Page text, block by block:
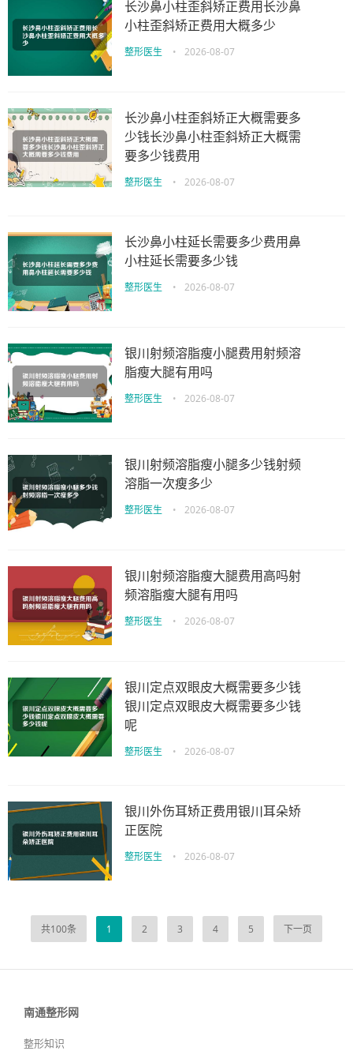
长沙鼻小柱歪斜矫正费用长沙鼻
小柱歪斜矫正费用大概多少
整形医生 • 2026-08-07
长沙鼻小柱歪斜矫正大概需要多
少钱长沙鼻小柱歪斜矫正大概需
要多少钱费用
整形医生 • 2026-08-07
长沙鼻小柱延长需要多少费用鼻
小柱延长需要多少钱
整形医生 • 2026-08-07
银川射频溶脂瘦小腿费用射频溶
脂瘦大腿有用吗
整形医生 • 2026-08-07
银川射频溶脂瘦小腿多少钱射频
溶脂一次瘦多少
整形医生 • 2026-08-07
银川射频溶脂瘦大腿费用高吗射
频溶脂瘦大腿有用吗
整形医生 • 2026-08-07
银川定点双眼皮大概需要多少钱
银川定点双眼皮大概需要多少钱
呢
整形医生 • 2026-08-07
银川外伤耳矫正费用银川耳朵矫
正医院
整形医生 • 2026-08-07
共100条 1 2 3 4 5 下一页
南通整形网
整形知识